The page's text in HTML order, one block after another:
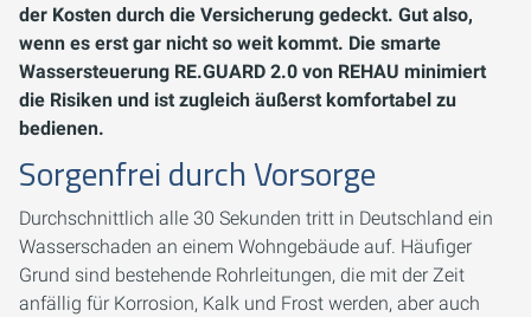
der Kosten durch die Versicherung gedeckt. Gut also,
wenn es erst gar nicht so weit kommt. Die smarte
Wassersteuerung RE.GUARD 2.0 von REHAU minimiert
die Risiken und ist zugleich äußerst komfortabel zu
bedienen.
Sorgenfrei durch Vorsorge
Durchschnittlich alle 30 Sekunden tritt in Deutschland ein
Wasserschaden an einem Wohngebäude auf. Häufiger
Grund sind bestehende Rohrleitungen, die mit der Zeit
anfällig für Korrosion, Kalk und Frost werden, aber auch